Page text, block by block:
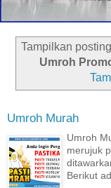
Tampilkan
Umroh
Umroh Murah
Umroh
merujuk
Berikut